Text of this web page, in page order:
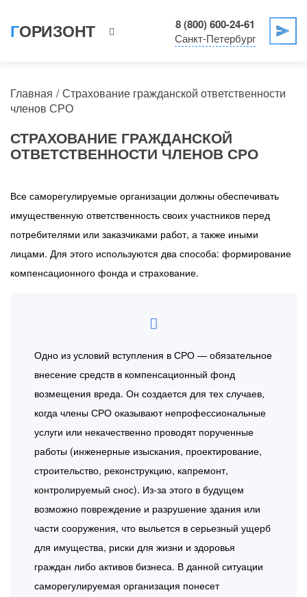
ГОРИЗОНТ 8 (800) 600-24-61
Санкт-Петербург
Главная
Страхование гражданской ответственности
членов СРО
СТРАХОВАНИЕ ГРАЖДАНСКОЙ
ОТВЕТСТВЕННОСТИ ЧЛЕНОВ СРО
Все саморегулируемые организации должны обеспечивать
имущественную ответственность своих участников перед
потребителями или заказчиками работ, а также иными
лицами. Для этого используются два способа: формирование
компенсационного фонда и страхование.
Одно из условий вступления в СРО — обязательное
внесение средств в компенсационный фонд
возмещения вреда. Он создается для тех случаев,
когда члены СРО оказывают непрофессиональные
услуги или некачественно проводят порученные
работы (инженерные изыскания, проектирование,
строительство, реконструкцию, капремонт,
контролируемый снос). Из-за этого в будущем
возможно повреждение и разрушение здания или
части сооружения, что выльется в серьезный ущерб
для имущества, риски для жизни и здоровья
граждан либо активов бизнеса. В данной ситуации
саморегулируемая организация понесет